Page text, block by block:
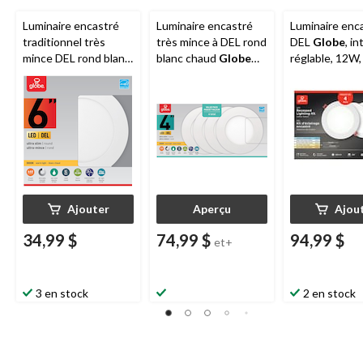
Luminaire encastré
traditionnel très
mince DEL rond blanc
chaudGlobe
Electric
bordure blanche
Ajouter
34,99 $
3 en stock
Luminaire encastré
très mince à DEL rond
blanc chaud Globe
4
Aperçu
74,99 $ et+
Luminaire
DEL Globe,
réglable,
94,99 $
2 en stock